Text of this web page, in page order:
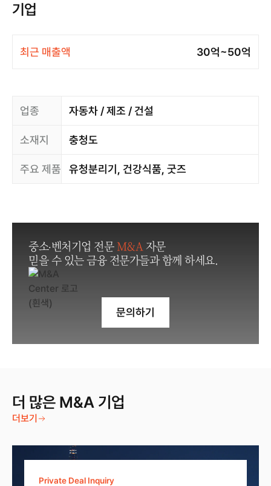
기업
최근 매출액 30억~50억
업종 자동차 / 제조 / 건설
소재지 충청도
주요 제품 유청분리기, 건강식품, 굿즈
중소·벤처기업 전문M&A 자문
믿을 수 있는 금융 전문가들과 함께 하세요.
문의하기
더 많은 M&A 기업
더보기
Private Deal Inquiry